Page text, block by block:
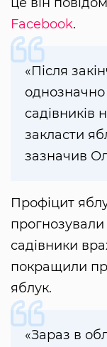
Facebook.
«Після
однозначно
закласти
зазначив
Профіцит
прогнозували
садівники
покращили
яблук.
«Зараз в